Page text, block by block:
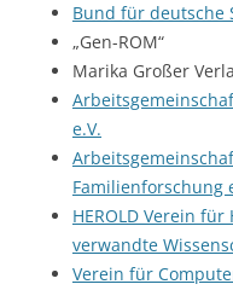
Bund für deutsche
„Gen-ROM“
Marika Großer
e.V.
Familienforschung
HEROLD Verein
verwandte
Verein für